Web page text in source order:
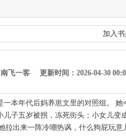
加入
飞一客 更新时间：2026-04-30
本年代后妈养崽文里的对照组。 她
子五岁被拐，冻死街头；小女儿变
出来一阵冷嘲热讽，什么狗屁玩意